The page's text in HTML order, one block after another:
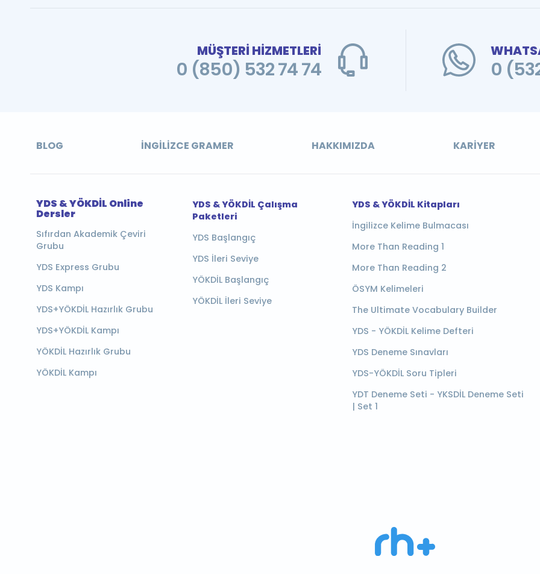
MÜŞTERİ HİZMETLERİ
0 (850) 532 74 74 0
BLOG İNGILIZCE GRAMER HAKKIMIZDA KARIYER
YDS & YÖKDİL Online
Dersler
Sıfırdan Akademik Çeviri
Grubu
YDS Express Grubu
YDS Kampı
YDS+YÖKDİL Hazırlık Grubu
YDS+YÖKDİL Kampı
YÖKDİL Hazırlık Grubu
YÖKDİL Kampı
YDS & YÖKDİL Çalışma
Paketleri
YDS Başlangıç
YDS İleri Seviye
YÖKDİL Başlangıç
YÖKDİL İleri Seviye
YDS & YÖKDİL Kitapları
İngilizce Kelime Bulmacası
More Than Reading 1
More Than Reading 2
ÖSYM Kelimeleri
The Ultimate Vocabulary Builder
YDS - YÖKDİL Kelime Defteri
YDS Deneme Sınavları
YDS-YÖKDİL Soru Tipleri
YDT Deneme Seti - YKSDİL Deneme Seti
| Set 1